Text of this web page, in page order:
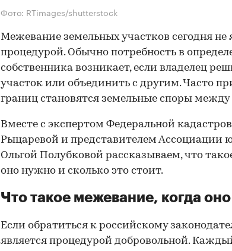
Фото: RTimages/shutterstock
Межевание земельных участков сегодня не
процедурой. Обычно потребность в
собственника возникает, если владелец
участок или объединить с другим. Часто
границ становятся земельные споры между
Вместе с экспертом Федеральной
Рыцаревой и представителем Ассоциации
Ольгой Полубковой рассказываем, что
оно нужно и сколько это стоит.
Что такое межевание, когда
Если обратиться к российскому
является процедурой добровольной.